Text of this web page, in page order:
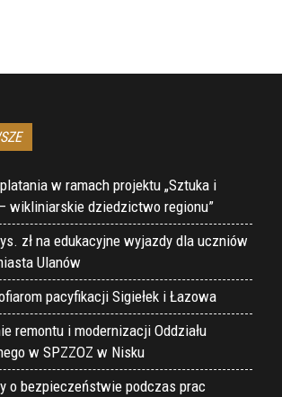
w ramach projektu „Sztuka i
wikliniarskie dziedzictwo regionu”
zł na edukacyjne wyjazdy dla uczniów
Ulanów
pacyfikacji Sigiełek i Łazowa
remontu i modernizacji Oddziału
w SPZZOZ w Nisku
o bezpieczeństwie podczas prac